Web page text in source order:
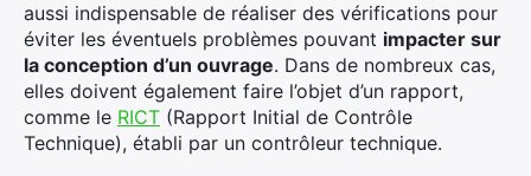
aussi indispensable de réaliser des vérifications pour
éviter les éventuels problèmes pouvant impacter sur
la conception d’un ouvrage. Dans de nombreux cas,
elles doivent également faire l’objet d’un rapport,
comme le RICT (Rapport Initial de Contrôle
Technique), établi par un contrôleur technique.